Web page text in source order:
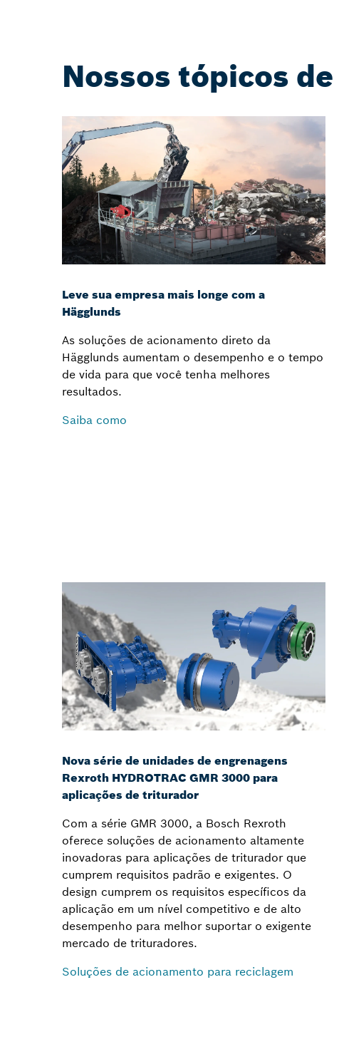
Nossos tópicos
Leve sua empresa mais longe com a
Hägglunds
As soluções de acionamento direto da
Hägglunds aumentam o desempenho e o tempo
de vida para que você tenha melhores
resultados.
Saiba como
Nova série de unidades de engrenagens
Rexroth HYDROTRAC GMR 3000 para
aplicações de triturador
Com a série GMR 3000, a Bosch Rexroth
oferece soluções de acionamento altamente
inovadoras para aplicações de triturador que
cumprem requisitos padrão e exigentes. O
design cumprem os requisitos específicos da
aplicação em um nível competitivo e de alto
desempenho para melhor suportar o exigente
mercado de trituradores.
Soluções de acionamento para reciclagem